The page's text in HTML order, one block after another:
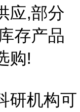
应,部分
存产品
购!
研机构可